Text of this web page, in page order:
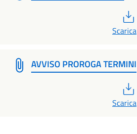
Scarica
AVVISO PROROGA TERMINI
Scarica